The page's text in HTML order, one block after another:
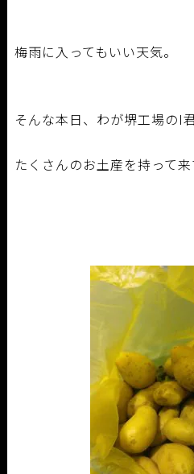
梅雨に入ってもいい天気。
そんな本日、わが堺工場のI
たくさんのお土産を持って来